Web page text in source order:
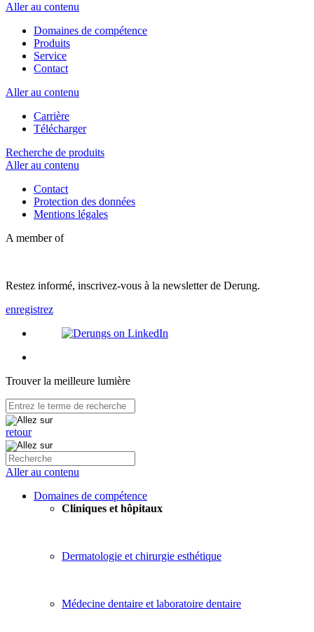
Aller au contenu
Domaines de compétence
Produits
Service
Contact
Aller au contenu
Carrière
Télécharger
Recherche de produits
Aller au contenu
Contact
Protection des données
Mentions légales
A member of
Restez informé, inscrivez-vous à la newsletter de Derung.
enregistrez
Trouver la meilleure lumière
retour
Aller au contenu
Domaines de compétence
Cliniques et hôpitaux
Dermatologie et chirurgie esthétique
Médecine dentaire et laboratoire dentaire